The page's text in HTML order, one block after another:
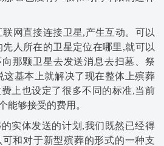
网直接连接卫星,产生互动。可以
人所在的卫星定位在哪里,就可以
那颗卫星去发送消息去扫墓、祭
这基本上就解决了现在整体上殡葬
上也设定了很多不同的标准,当前
能够接受的费用。
实体发送的计划,我们既然已经得
和对于新型殡葬的形式的一种支